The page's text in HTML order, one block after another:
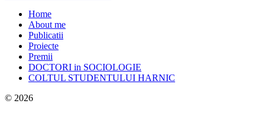
Home
About me
Publicatii
Proiecte
Premii
DOCTORI in SOCIOLOGIE
COLTUL STUDENTULUI HARNIC
© 2026